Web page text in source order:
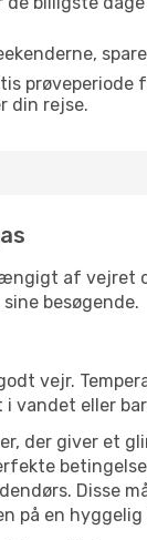
prøveperiode
din rejse.
af vejret
besøgende.
vejr.
eller
der giver et
Disse
på en